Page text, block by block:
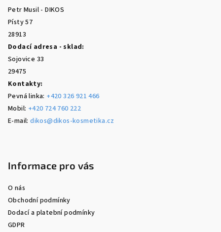
Petr Musil - DIKOS
Písty 57
28913
Dodací adresa - sklad:
Sojovice 33
29475
Kontakty:
Pevná linka: +420 326 921 466
Mobil: +420 724 760 222
E-mail:dikos@dikos-kosmetika.cz
Informace pro vás
O nás
Obchodní podmínky
Dodací a platební podmínky
GDPR